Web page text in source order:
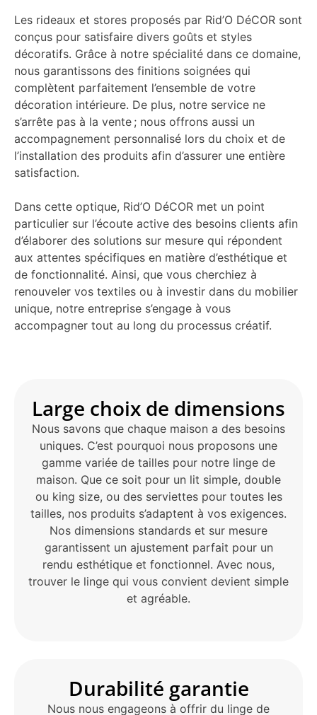
Les rideaux et stores proposés par Rid’O DéCOR sont
conçus pour satisfaire divers goûts et styles
décoratifs. Grâce à notre spécialité dans ce domaine,
nous garantissons des finitions soignées qui
complètent parfaitement l’ensemble de votre
décoration intérieure. De plus, notre service ne
s’arrête pas à la vente ; nous offrons aussi un
accompagnement personnalisé lors du choix et de
l’installation des produits afin d’assurer une entière
satisfaction.
Dans cette optique, Rid’O DéCOR met un point
particulier sur l’écoute active des besoins clients afin
d’élaborer des solutions sur mesure qui répondent
aux attentes spécifiques en matière d’esthétique et
de fonctionnalité. Ainsi, que vous cherchiez à
renouveler vos textiles ou à investir dans du mobilier
unique, notre entreprise s’engage à vous
accompagner tout au long du processus créatif.
Large choix de dimensions
Nous savons que chaque maison a des besoins
uniques. C’est pourquoi nous proposons une
gamme variée de tailles pour notre linge de
maison. Que ce soit pour un lit simple, double
ou king size, ou des serviettes pour toutes les
tailles, nos produits s’adaptent à vos exigences.
Nos dimensions standards et sur mesure
garantissent un ajustement parfait pour un
rendu esthétique et fonctionnel. Avec nous,
trouver le linge qui vous convient devient simple
et agréable.
Durabilité garantie
Nous nous engageons à offrir du linge de